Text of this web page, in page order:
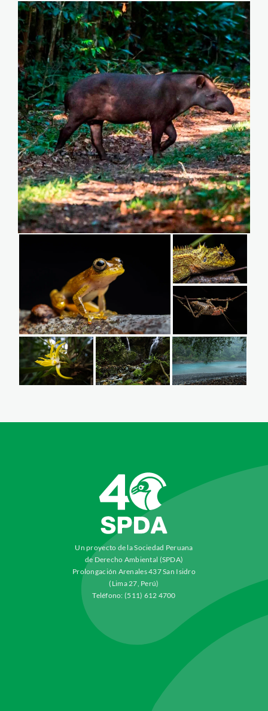
Un proyecto de la Sociedad Peruana
de Derecho Ambiental (SPDA)
Prolongación Arenales 437 San Isidro
(Lima 27, Perú)
Teléfono: (511) 612 4700